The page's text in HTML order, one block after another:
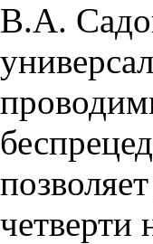
В.А.
четверти